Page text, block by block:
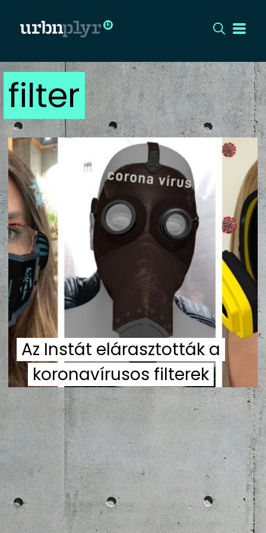
CÍMLAP
DIZÁJN
DIVAT
HIP
KULT
UTCA
ZENE
MÉDIAAJÁNLAT
IMPRESSZUM
PR-ARCHÍVUM
ADATKEZELÉSI TÁJÉKOZTATÓ
filter
Az Instát elárasztották a
koronavírusos filterek